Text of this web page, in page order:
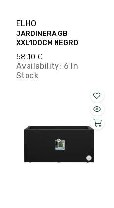
ELHO
JARDINERA GB
XXL100CM NEGRO
58,10 €
Availability: 6 In
Stock